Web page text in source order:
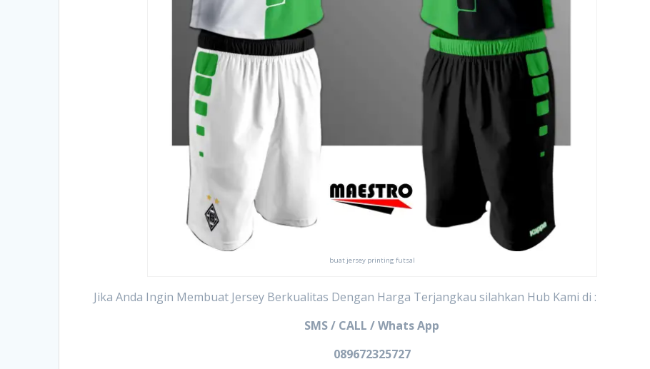
buat jersey printing futsal
Jika Anda Ingin Membuat Jersey Berkualitas Dengan Harga Terjangkau silahkan Hub Kami di :
SMS / CALL / Whats App
089672325727